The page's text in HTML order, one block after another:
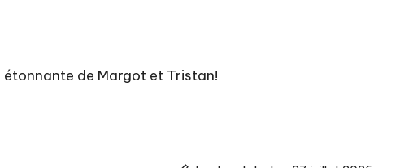
étonnante de Margot et Tristan!